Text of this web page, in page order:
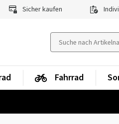
Sicher kaufen
Fahrrad